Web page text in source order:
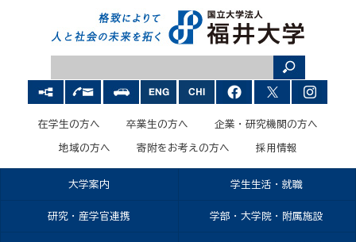
在学生の方へ 卒業生の方へ 企業・研究機関の方へ
地域の方へ 寄附をお考えの方へ 採用情報
大学案内 学生生活・就職
研究・産学官連携 学部・大学院・附属施設